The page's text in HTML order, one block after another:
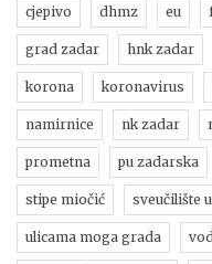
cjepivo dhmz eu
grad zadar hnk zadar
korona koronavirus
namirnice nk zadar
prometna pu zadarska
stipe miočić sveučilište
ulicama moga grada